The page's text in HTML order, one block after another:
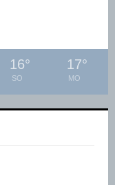
16°
SO
17°
MO